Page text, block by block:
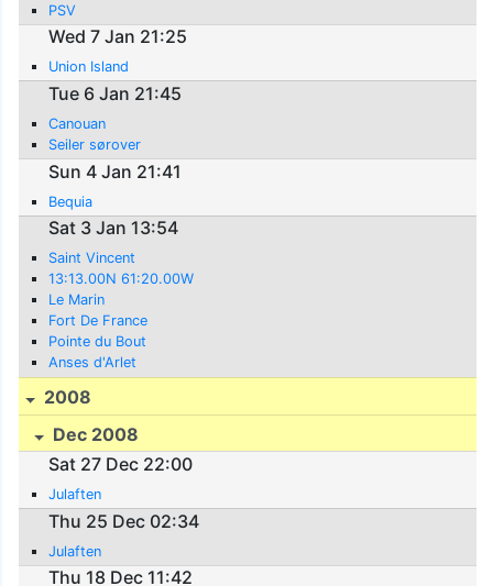
PSV
Wed 7 Jan 21:25
Union Island
Tue 6 Jan 21:45
Canouan
Seiler sørover
Sun 4 Jan 21:41
Bequia
Sat 3 Jan 13:54
Saint Vincent
13:13.00N 61:20.00W
Le Marin
Fort De France
Pointe du Bout
Anses d'Arlet
2008
Dec 2008
Sat 27 Dec 22:00
Julaften
Thu 25 Dec 02:34
Julaften
Thu 18 Dec 11:42